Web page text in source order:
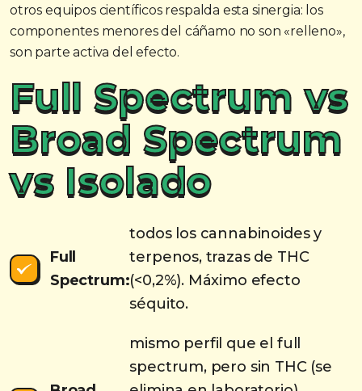
otros equipos científicos respalda esta sinergia: los
componentes menores del cáñamo no son «relleno»,
son parte activa del efecto.
Full Spectrum vs
Broad Spectrum
vs Isolado
Full
Spectrum:
todos los cannabinoides y
terpenos, trazas de THC
(<0,2%). Máximo efecto
séquito.
mismo perfil que el full
spectrum, pero sin THC (se